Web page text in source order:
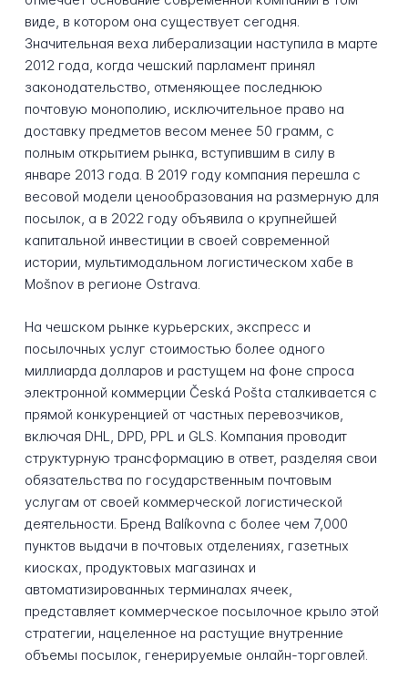
виде, в котором она существует сегодня.
Значительная веха либерализации наступила в марте
2012 года, когда чешский парламент принял
законодательство, отменяющее последнюю
почтовую монополию, исключительное право на
доставку предметов весом менее 50 грамм, с
полным открытием рынка, вступившим в силу в
январе 2013 года. В 2019 году компания перешла с
весовой модели ценообразования на размерную для
посылок, а в 2022 году объявила о крупнейшей
капитальной инвестиции в своей современной
истории, мультимодальном логистическом хабе в
Mošnov в регионе Ostrava.
На чешском рынке курьерских, экспресс и
посылочных услуг стоимостью более одного
миллиарда долларов и растущем на фоне спроса
электронной коммерции Česká Pošta сталкивается с
прямой конкуренцией от частных перевозчиков,
включая DHL, DPD, PPL и GLS. Компания проводит
структурную трансформацию в ответ, разделяя свои
обязательства по государственным почтовым
услугам от своей коммерческой логистической
деятельности. Бренд Balíkovna с более чем 7,000
пунктов выдачи в почтовых отделениях, газетных
киосках, продуктовых магазинах и
автоматизированных терминалах ячеек,
представляет коммерческое посылочное крыло этой
стратегии, нацеленное на растущие внутренние
объемы посылок, генерируемые онлайн-торговлей.